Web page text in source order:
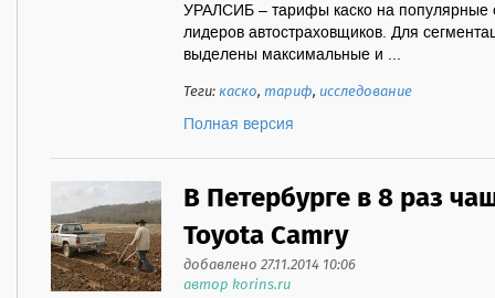
УРАЛСИБ – тарифы каско на популярные
лидеров автостраховщиков. Для
выделены максимальные и ...
Теги:каско,тариф, исследование
Полная версия
В Петербурге в 8 раз
Toyota Camry
добавлено 27.11.2014 10:06
автор korins.ru